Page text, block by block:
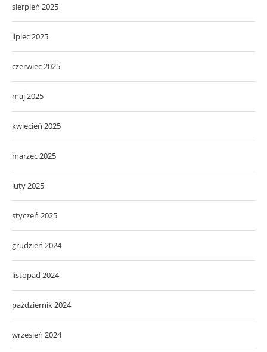
sierpień 2025
lipiec 2025
czerwiec 2025
maj 2025
kwiecień 2025
marzec 2025
luty 2025
styczeń 2025
grudzień 2024
listopad 2024
październik 2024
wrzesień 2024